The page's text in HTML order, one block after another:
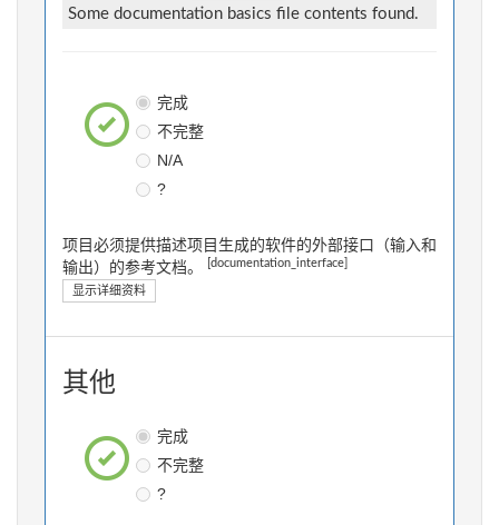
Some documentation basics file contents found.
完成
不完整
N/A
?
项目必须提供描述项目生成的软件的外部接口（输入和
输出）的参考文档。
[documentation_interface]
显示详细资料
其他
完成
不完整
?